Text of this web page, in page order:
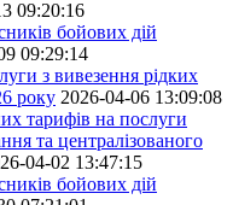
09:20:16
бойових дій
09:29:14
з вивезення рідких
року 2026-04-06 13:09:08
тарифів на послуги
та централізованого
04-02 13:47:15
бойових дій